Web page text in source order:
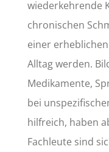
wiederkehrende
chronischen
einer
Alltag werden.
Medikamente,
bei
hilfreich, haben
Fachleute sind